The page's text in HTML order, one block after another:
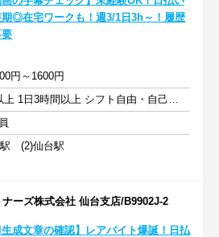
◎在宅ワークも！週3/1日3h～！履歴
円～1600円
週3日以上 1日3時間以上 シフト自由・自己申告
駅 (2)仙台駅
ナーズ株式会社 仙台支店/B9902J-2
生成文章の確認】レアバイト爆誕！日払